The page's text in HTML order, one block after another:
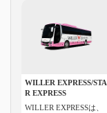
WILLER EXPRESS/STA
R EXPRESS
WILLER EXPRESSは、